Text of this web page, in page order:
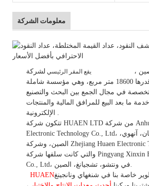
معلومات الشركة
يقع المقر الرئيسي
،
وهي
مؤسسة شاملة
متخصصة في مجال الجمع بين البحث والتصنيع
ما بعد البيع للمرافق المالية والمنتجات
تتكون شركة HUAEN LTD من شركة Anhui Province Huaen
Electronic Technology Co., Ltd، التي تقع في هوانغشان، آنهوي،
الصين، وشركة Zhejiang Huaen Electronic Technology Co., Ltd،
والتي كانت سلفها شركة Pingyang Xinxin Financial Machinery
HUAENخاصة بنا في شنغهاي ونانجينغ